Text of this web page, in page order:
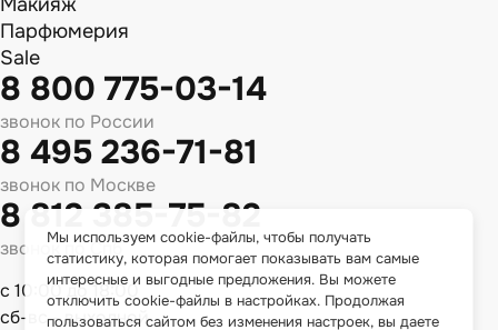
Парфюмерия
Sale
8 800 775-03-14
звонок по России
8 495 236-71-81
звонок по Москве
8 812 385-75-82
звонок по Спб
с 10:00 до 18:00
сб-вс - выходной
Мы используем cookie-файлы, чтобы получать
статистику, которая помогает показывать вам самые
интересные и выгодные предложения. Вы можете
отключить cookie-файлы в настройках. Продолжая
пользоваться сайтом без изменения настроек, вы даете